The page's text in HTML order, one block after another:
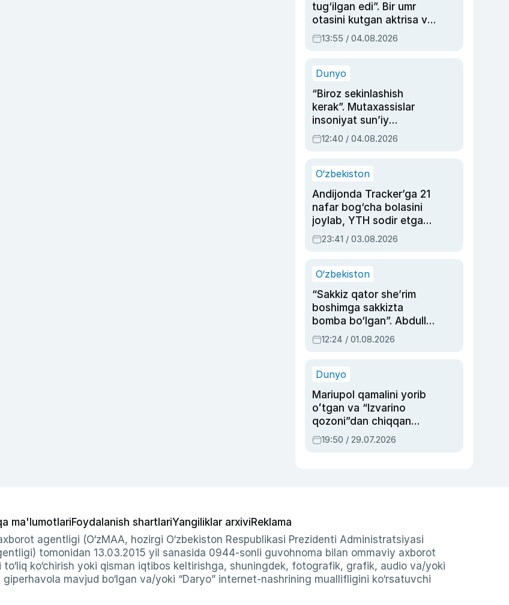
tug‘ilgan edi”. Bir umr
otasini kutgan aktrisa va
dublyaj ustasi Rimma
Ahmedovaning
13:55 / 04.08.2026
Dunyo
“Biroz sekinlashish
kerak”. Mutaxassislar
insoniyat sun’iy
intellektni boshqara
olmay qolishidan xavotir
12:40 / 04.08.2026
O‘zbekiston
Andijonda Tracker’ga 21
nafar bog‘cha bolasini
joylab, YTH sodir etgan
ayolga sud hukmi o‘qildi
23:41 / 03.08.2026
O‘zbekiston
“Sakkiz qator she’rim
boshimga sakkizta
bomba bo‘lgan”. Abdulla
Oripovni siyosiy
ayblovlardan asrab
12:24 / 01.08.2026
Dunyo
Mariupol qamalini yorib
oʻtgan va “Izvarino
qozoni”dan chiqqan
qahramon — Ukraina
armiyasi bosh
19:50 / 29.07.2026
ma'lumotlariFoydalanish shartlariYangiliklar arxiviReklama
agentligi (O‘zMAA, hozirgi O‘zbekiston Respublikasi Prezidenti Administratsiyasi
tomonidan 13.03.2015 yil sanasida 0944-sonli guvohnoma bilan ommaviy axborot
ko‘chirish yoki qisman iqtibos keltirishga, shuningdek, fotografik, grafik, audio va/yoki
mavjud bo‘lgan va/yoki “Daryo” internet-nashrining muallifligini ko‘rsatuvchi